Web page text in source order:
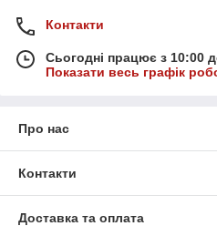
Контакти
Сьогодні працює з 10:00
Показати весь графік
Про нас
Контакти
Доставка та оплата